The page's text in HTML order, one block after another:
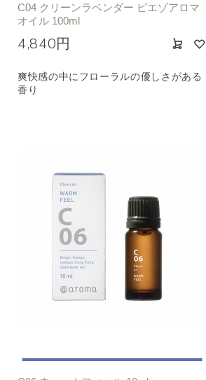
C04 クリーンラベンダー ピエゾアロマ
オイル 100ml
4,840円
爽快感の中にフローラルの優しさがある
香り